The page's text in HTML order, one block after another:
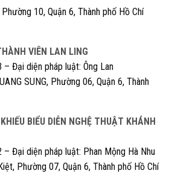
10, Quận 6, Thành phố Hồ Chí
VIÊN LAN LING
Đại diện pháp luật: Ông Lan
SUNG, Phường 06, Quận 6, Thành
BIỂU DIỄN NGHỆ THUẬT KHÁNH
Đại diện pháp luật: Phan Mộng Hà Nhu
Phường 07, Quận 6, Thành phố Hồ Chí